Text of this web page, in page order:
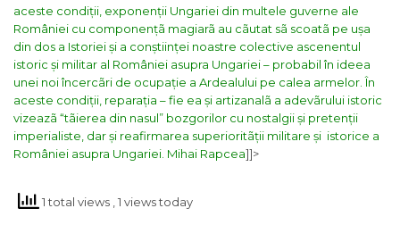
aceste condiții, exponenții Ungariei din multele guverne ale
României cu componențã magiarã au cãutat sã scoatã pe ușa
din dos a Istoriei și a conștiinței noastre colective ascenentul
istoric și militar al României asupra Ungariei – probabil în ideea
unei noi încercãri de ocupație a Ardealului pe calea armelor. În
aceste condiții, reparația – fie ea și artizanalã a adevãrului istoric
vizeazã “tãierea din nasul” bozgorilor cu nostalgii și pretenții
imperialiste, dar și reafirmarea superioritãții militare și istorice a
României asupra Ungariei. Mihai Rapcea]]>
1 total views , 1 views today